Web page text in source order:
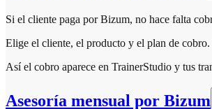
Si el cliente paga por Bizum, no hace falta
Elige el cliente, el producto y el plan de
Así el cobro aparece en TrainerStudio y tus
Asesoría mensual por Bizum